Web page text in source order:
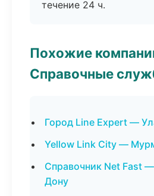
течение 24 ч.
Похожие
Справочные
Город Line Expert —
Yellow Link City —
Справочник Net Fast
Дону